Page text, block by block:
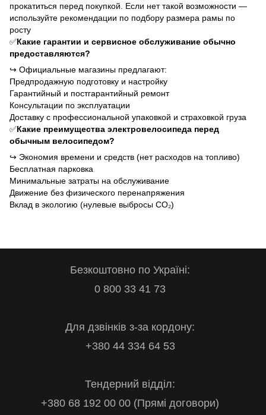
прокатиться перед покупкой. Если нет такой возможности —
используйте рекомендации по подбору размера рамы по
росту
✅Какие гарантии и сервисное обслуживание обычно
предоставляются?
↪ Официальные магазины предлагают:
Предпродажную подготовку и настройку
Гарантийный и постгарантийный ремонт
Консультации по эксплуатации
Доставку с профессиональной упаковкой и страховкой груза
✅Какие преимущества электровелосипеда перед
обычным велосипедом?
↪ Экономия времени и средств (нет расходов на топливо)
Бесплатная парковка
Минимальные затраты на обслуживание
Движение без физического перенапряжения
Вклад в экологию (нулевые выбросы CO₂)
Безкоштовно по Україні:
0 800 33 41 73
Для дзвінків з-за кордону:
+380 44 334 64 53
Тендерний відділ:
+380 68 192 00 00 (Прямі договори)